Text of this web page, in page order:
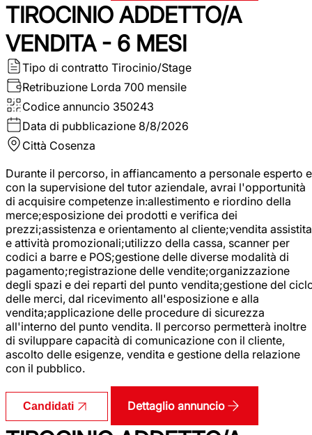
TIROCINIO ADDETTO/A
VENDITA - 6 MESI
Tipo di contratto Tirocinio/Stage
Retribuzione Lorda 700 mensile
Codice annuncio 350243
Data di pubblicazione 8/8/2026
Città Cosenza
Durante il percorso, in affiancamento a personale esperto e
con la supervisione del tutor aziendale, avrai l'opportunità
di acquisire competenze in:allestimento e riordino della
merce;esposizione dei prodotti e verifica dei
prezzi;assistenza e orientamento al cliente;vendita assistita
e attività promozionali;utilizzo della cassa, scanner per
codici a barre e POS;gestione delle diverse modalità di
pagamento;registrazione delle vendite;organizzazione
degli spazi e dei reparti del punto vendita;gestione del
delle merci, dal ricevimento all'esposizione e alla
vendita;applicazione delle procedure di sicurezza
all'interno del punto vendita. Il percorso permetterà inoltre
di sviluppare capacità di comunicazione con il cliente,
ascolto delle esigenze, vendita e gestione della relazione
con il pubblico.
Candidati Dettaglio annuncio